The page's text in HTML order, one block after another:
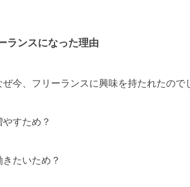
ランスになった理由
ぜ今、フリーランスに興味を持たれたので
すため？
きたいため？